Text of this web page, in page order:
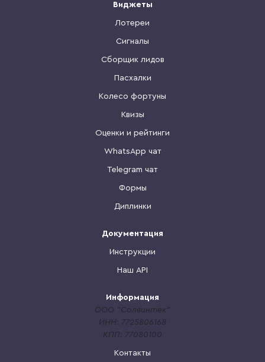
Виджеты
Лотереи
Сигналы
Сборщик лидов
Пасхалки
Колесо фортуны
Квизы
Оценки и рейтинги
WhatsApp чат
Telegram чат
Формы
Диплинки
Документация
Инструкции
Наш API
Информация
ООО "Солвинтек"
ИНН: 7725806168
КПП: 77080100
Контакты